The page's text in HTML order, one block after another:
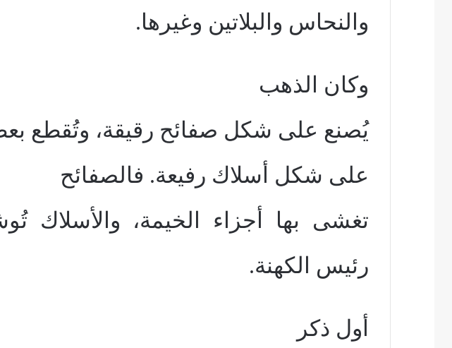
والنحاس والبلاتين وغيرها.
وكان الذهب
يُصنع على شكل صفائح رقيقة، وتُقطع
على شكل أسلاك رفيعة. فالصفائح
تغشى بها أجزاء الخيمة، والأسلاك
رئيس الكهنة.
أول ذكر